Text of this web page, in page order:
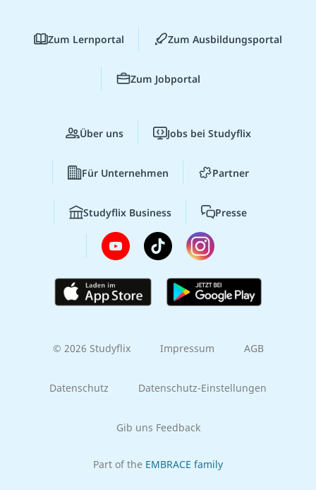
Zum Lernportal Zum Ausbildungsportal
Zum Jobportal
Über uns Jobs bei Studyflix
Für Unternehmen Partner
Studyflix Business Presse
© 2026 Studyflix Impressum AGB
Datenschutz Datenschutz-Einstellungen
Gib uns Feedback
Part of the EMBRACE family